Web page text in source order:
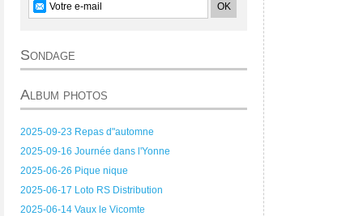
Sondage
Album photos
2025-09-23 Repas d"automne
2025-09-16 Journée dans l'Yonne
2025-06-26 Pique nique
2025-06-17 Loto RS Distribution
2025-06-14 Vaux le Vicomte